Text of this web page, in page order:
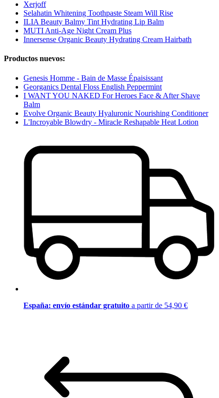
Xerjoff
Selahatin Whitening Toothpaste Steam Will Rise
ILIA Beauty Balmy Tint Hydrating Lip Balm
MUTI Anti-Age Night Cream Plus
Innersense Organic Beauty Hydrating Cream Hairbath
Productos nuevos:
Genesis Homme - Bain de Masse Épaisissant
Georganics Dental Floss English Peppermint
I WANT YOU NAKED For Heroes Face & After Shave
Balm
Evolve Organic Beauty Hyaluronic Nourishing Conditioner
L'Incroyable Blowdry - Miracle Reshapable Heat Lotion
España: envío estándar gratuito a partir de 54,90 €